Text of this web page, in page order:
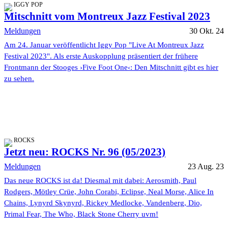
IGGY POP
Mitschnitt vom Montreux Jazz Festival 2023
Meldungen 30 Okt. 24
Am 24. Januar veröffentlicht Iggy Pop "Live At Montreux Jazz
Festival 2023". Als erste Auskopplung präsentiert der frühere
Frontmann der Stooges ›Five Foot One‹: Den Mitschnitt gibt es hier
zu sehen.
ROCKS
Jetzt neu: ROCKS Nr. 96 (05/2023)
Meldungen 23 Aug. 23
Das neue ROCKS ist da! Diesmal mit dabei: Aerosmith, Paul
Rodgers, Mötley Crüe, John Corabi, Eclipse, Neal Morse, Alice In
Chains, Lynyrd Skynyrd, Rickey Medlocke, Vandenberg, Dio,
Primal Fear, The Who, Black Stone Cherry uvm!